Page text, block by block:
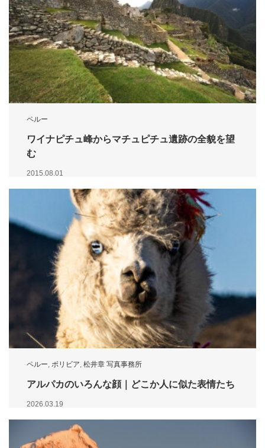
ペルー
ワイナピチュ峰からマチュピチュ遺跡の全貌を望
む
2015.08.01
ペルー, ボリビア, 松井章 写真事務所
アルパカのいろんな顔｜どこか人に似た表情たち
2026.03.19